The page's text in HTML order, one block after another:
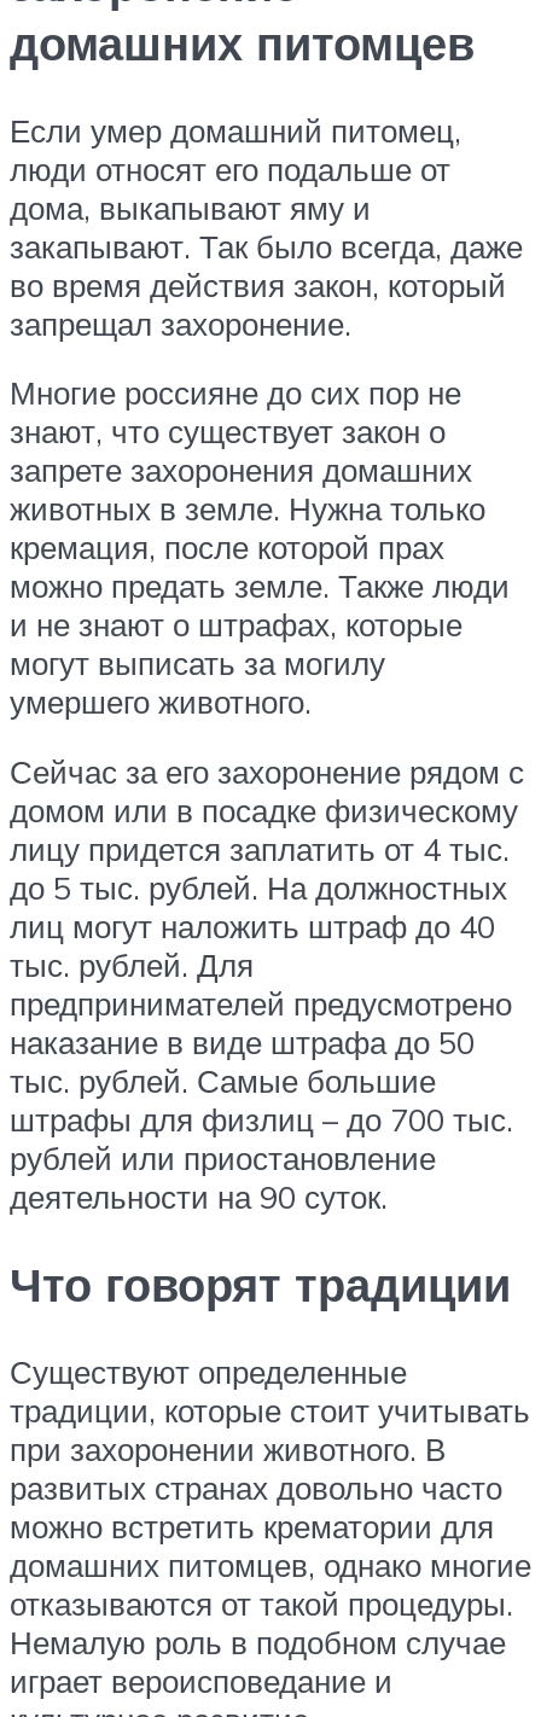
домашних питомцев
Если умер домашний питомец,
люди относят его подальше от
дома, выкапывают яму и
закапывают. Так было всегда, даже
во время действия закон, который
запрещал захоронение.
Многие россияне до сих пор не
знают, что существует закон о
запрете захоронения домашних
животных в земле. Нужна только
кремация, после которой прах
можно предать земле. Также люди
и не знают о штрафах, которые
могут выписать за могилу
умершего животного.
Сейчас за его захоронение рядом с
домом или в посадке физическому
лицу придется заплатить от 4 тыс.
до 5 тыс. рублей. На должностных
лиц могут наложить штраф до 40
тыс. рублей. Для
предпринимателей предусмотрено
наказание в виде штрафа до 50
тыс. рублей. Самые большие
штрафы для физлиц – до 700 тыс.
рублей или приостановление
деятельности на 90 суток.
Что говорят традиции
Существуют определенные
традиции, которые стоит учитывать
при захоронении животного. В
развитых странах довольно часто
можно встретить крематории для
домашних питомцев, однако многие
отказываются от такой процедуры.
Немалую роль в подобном случае
играет вероисповедание и